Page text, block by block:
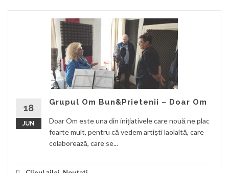
18
JUN
Grupul Om Bun&Prietenii – Doar Om
Doar Om este una din inițiativele care nouă ne plac
foarte mult, pentru că vedem artiști laolaltă, care
colaborează, care se...